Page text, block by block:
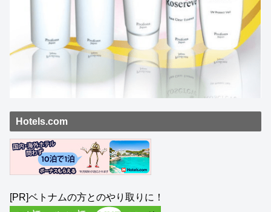
Hotels.com
[PR]ベトナムの方とのやり取りに！